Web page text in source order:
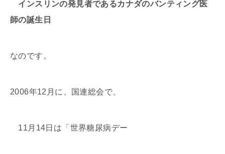
インスリンの発見者であるカナダのバンティング医
師の誕生日
なのです。
2006年12月に、国連総会で、
11月14日は「世界糖尿病デー